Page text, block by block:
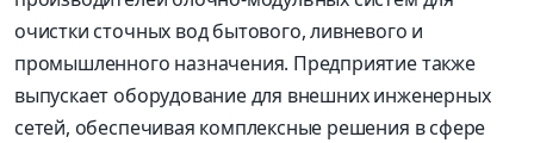
очистки сточных вод бытового, ливневого и
промышленного назначения. Предприятие также
выпускает оборудование для внешних инженерных
сетей, обеспечивая комплексные решения в сфере